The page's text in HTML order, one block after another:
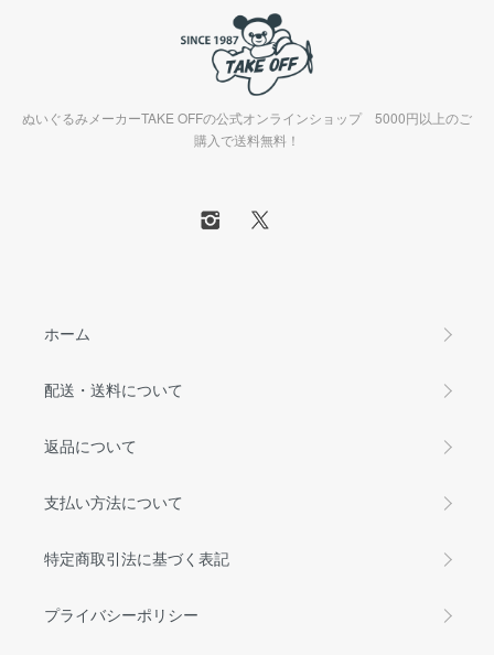
ぬいぐるみメーカーTAKE OFFの公式オンラインショップ 5000円以上のご
購入で送料無料！
ホーム
配送・送料について
返品について
支払い方法について
特定商取引法に基づく表記
プライバシーポリシー